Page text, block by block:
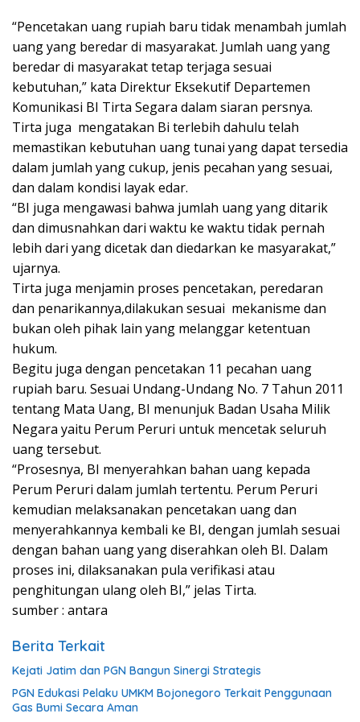
“Pencetakan uang rupiah baru tidak menambah jumlah
uang yang beredar di masyarakat. Jumlah uang yang
beredar di masyarakat tetap terjaga sesuai
kebutuhan,” kata Direktur Eksekutif Departemen
Komunikasi BI Tirta Segara dalam siaran persnya.
Tirta juga mengatakan Bi terlebih dahulu telah
memastikan kebutuhan uang tunai yang dapat tersedia
dalam jumlah yang cukup, jenis pecahan yang sesuai,
dan dalam kondisi layak edar.
“BI juga mengawasi bahwa jumlah uang yang ditarik
dan dimusnahkan dari waktu ke waktu tidak pernah
lebih dari yang dicetak dan diedarkan ke masyarakat,”
ujarnya.
Tirta juga menjamin proses pencetakan, peredaran
dan penarikannya,dilakukan sesuai mekanisme dan
bukan oleh pihak lain yang melanggar ketentuan
hukum.
Begitu juga dengan pencetakan 11 pecahan uang
rupiah baru. Sesuai Undang-Undang No. 7 Tahun 2011
tentang Mata Uang, BI menunjuk Badan Usaha Milik
Negara yaitu Perum Peruri untuk mencetak seluruh
uang tersebut.
“Prosesnya, BI menyerahkan bahan uang kepada
Perum Peruri dalam jumlah tertentu. Perum Peruri
kemudian melaksanakan pencetakan uang dan
menyerahkannya kembali ke BI, dengan jumlah sesuai
dengan bahan uang yang diserahkan oleh BI. Dalam
proses ini, dilaksanakan pula verifikasi atau
penghitungan ulang oleh BI,” jelas Tirta.
sumber : antara
Berita Terkait
Kejati Jatim dan PGN Bangun Sinergi Strategis
PGN Edukasi Pelaku UMKM Bojonegoro Terkait Penggunaan
Gas Bumi Secara Aman